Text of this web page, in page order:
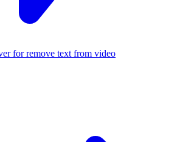
for remove text from video